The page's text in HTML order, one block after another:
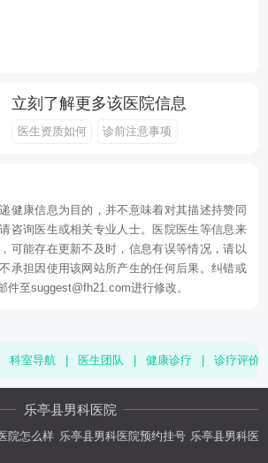
立刻了解更多该医院信息
医生资质如何 诊前注意事项
健康信息为目的，并不意味着对其描述持赞同
咨询医生或相关专业人士。医院医生等信息来
可能存在更新不及时，信息有误等情况，请以
承担因使用该网站所产生的任何后果。纠错或
件至suggest@fh21.com进行修改。
科室导航 医生团队 健康诊疗 诊疗评价
乐亭县男科医院
院怎么样 乐亭县男科医院预约挂号 乐亭县男科医